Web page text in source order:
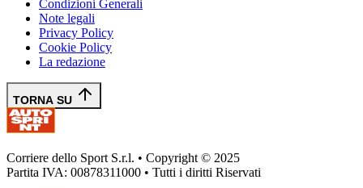
Condizioni Generali
Note legali
Privacy Policy
Cookie Policy
La redazione
TORNA SU
Corriere dello Sport S.r.l. • Copyright © 2025
Partita IVA: 00878311000 • Tutti i diritti Riservati